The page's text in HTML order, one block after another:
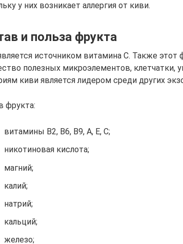
у них возникает аллергия от киви.
и польза фрукта
источником витамина С. Также
полезных микроэлементов, клетчатки,
киви является лидером среди других
фрукта:
витамины В2, В6, В9, А, Е, С;
никотиновая кислота;
магний;
калий;
натрий;
кальций;
железо;